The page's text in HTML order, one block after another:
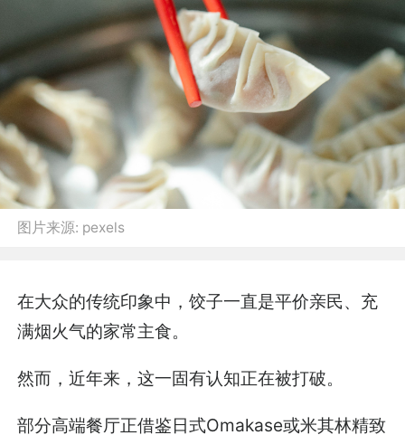
图片来源: pexels
在大众的传统印象中，饺子一直是平价亲民、充
满烟火气的家常主食。
然而，近年来，这一固有认知正在被打破。
部分高端餐厅正借鉴日式Omakase或米其林精致